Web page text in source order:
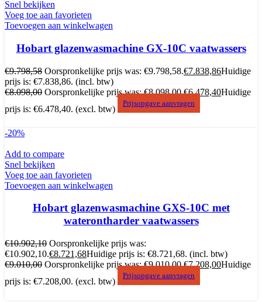
Snel bekijken
Voeg toe aan favorieten
Toevoegen aan winkelwagen
Hobart glazenwasmachine GX-10C vaatwassers
€9.798,58 Oorspronkelijke prijs was: €9.798,58.€7.838,86Huidige
prijs is: €7.838,86. (incl. btw)
€8.098,00 Oorspronkelijke prijs was: €8.098,00.€6.478,40Huidige
prijs is: €6.478,40. (excl. btw)
Prijsopgave aanvragen
-20%
Add to compare
Snel bekijken
Voeg toe aan favorieten
Toevoegen aan winkelwagen
Hobart glazenwasmachine GXS-10C met
waterontharder vaatwassers
€10.902,10 Oorspronkelijke prijs was:
€10.902,10.€8.721,68Huidige prijs is: €8.721,68. (incl. btw)
€9.010,00 Oorspronkelijke prijs was: €9.010,00.€7.208,00Huidige
prijs is: €7.208,00. (excl. btw)
Prijsopgave aanvragen